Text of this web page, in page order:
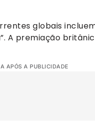
globais
A premiação
APÓS A PUBLICIDADE